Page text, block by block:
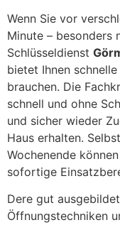
Wenn Sie vor
Minute – besonders
Schlüsseldienst
bietet Ihnen
brauchen. Die
schnell und ohne
und sicher wieder
Haus erhalten.
Wochenende
sofortige
Dere gut
Öffnungstechniken